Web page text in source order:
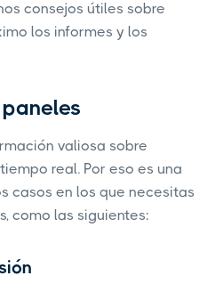
consejos útiles sobre
los informes y los
valiosa sobre
real. Por eso es una
casos en los que necesitas
como las siguientes: